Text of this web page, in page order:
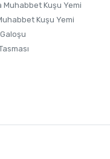
Muhabbet Kuşu Yemi
Kuşu Yemi